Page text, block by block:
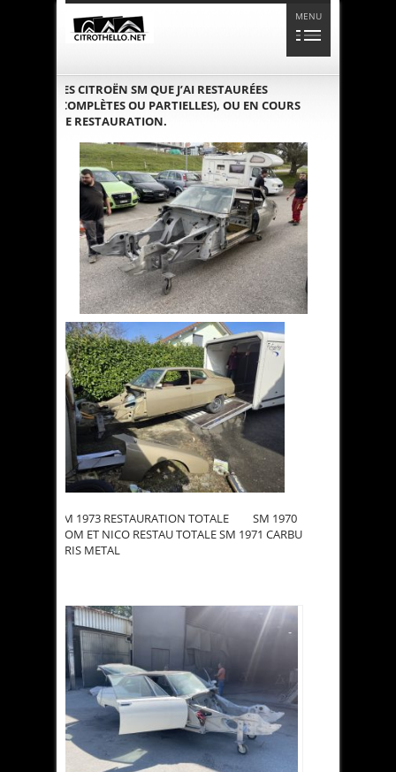
MENU
LES CITROËN SM QUE J’AI RESTAURÉES
(COMPLÈTES OU PARTIELLES), OU EN COURS
DE RESTAURATION.
SM 1973 RESTAURATION TOTALE SM 1970
DOM ET NICO RESTAU TOTALE SM 1971 CARBU
GRIS METAL